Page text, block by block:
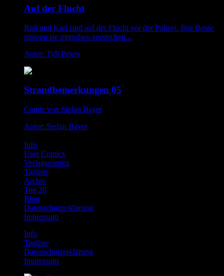
Auf der Flucht
Ralf und Karl sind auf der Flucht vor der Polizei. Ihre Beute
müssen sie irgendwo verstecken...
Autor: Tyll Peters
Strandbemerkungen 05
Comic von Stefan Bayer
Autor: Stefan Bayer
Info
User Comics
Verlagscomics
Tagliste
Archiv
Top 20
Blog
Datenschutzerklärung
Impressum
Info
Tagliste
Datenschutzerklärung
Impressum